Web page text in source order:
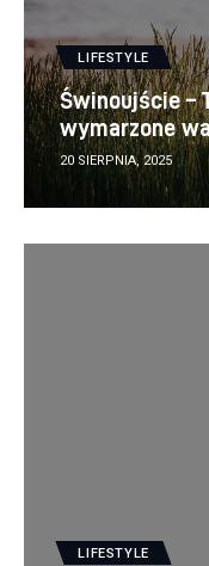
LIFESTYLE
Świnoujście –
wymarzone
20 SIERPNIA, 2025
LIFESTYLE